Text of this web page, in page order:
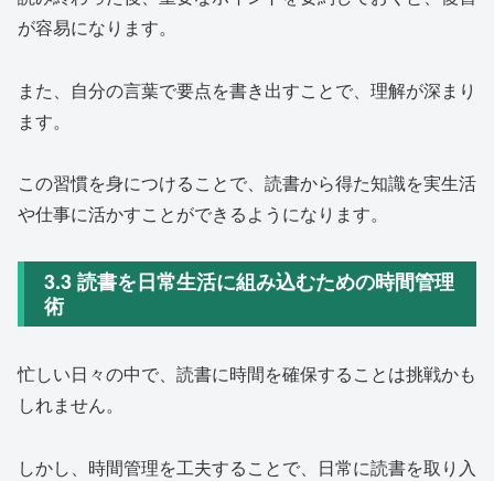
が容易になります。
また、自分の言葉で要点を書き出すことで、理解が深まり
ます。
この習慣を身につけることで、読書から得た知識を実生活
や仕事に活かすことができるようになります。
3.3 読書を日常生活に組み込むための時間管理
術
忙しい日々の中で、読書に時間を確保することは挑戦かも
しれません。
しかし、時間管理を工夫することで、日常に読書を取り入